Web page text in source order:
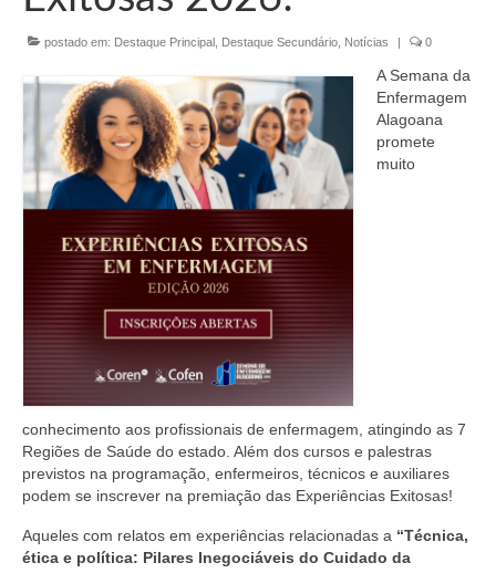
Conselheiros e Diretoria
Câmaras Técnicas
Carta de Serviços ao Cidadão
Governança
Transparência e Prestação de Contas
Eleições
Eleições Triênio 2027-2029
Eleições 2023
Eleições Anteriores
Agenda do presidente
Editais e licitação
Eleições
postado em: Destaque Principal Destaque Secundário Notícias | 0
A Semana da
Enfermagem
Alagoana
promete
muito
conhecimento aos profissionais de enfermagem, atingindo as 7
Regiões de Saúde do estado. Além dos cursos e palestras
previstos na programação, enfermeiros, técnicos e auxiliares
podem se inscrever na premiação das Experiências Exitosas!
Aqueles com relatos em experiências relacionadas a “Técnica,
ética e política: Pilares Inegociáveis do Cuidado da